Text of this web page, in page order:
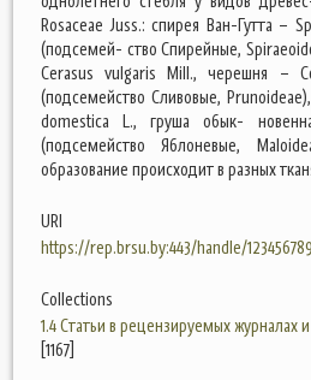
Rosaceae Juss.: спирея Ван-Гутта –
(подсемей- ство Спирейные,
Cerasus vulgaris Mill., черешня –
(подсемейство Сливовые,
domestica L., груша обык-
(подсемейство Яблоневые,
образование происходит в разных
URI
https://rep.brsu.by:443/handle/
Collections
1.4 Статьи в рецензируемых журналах
[1167]